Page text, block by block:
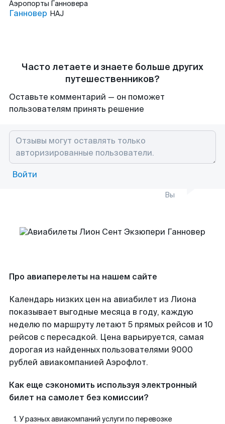
Аэропорты Ганновера
Ганновер HAJ
Часто летаете и знаете больше других
путешественников?
Оставьте комментарий — он поможет
пользователям принять решение
Войти
Вы
Про авиаперелеты на нашем сайте
Календарь низких цен на авиабилет из Лиона
показывает выгодные месяца в году, каждую
неделю по маршруту летают 5 прямых рейсов и 10
рейсов с пересадкой. Цена варьируется, самая
дорогая из найденных пользователями 9000
рублей авиакомпанией Аэрофлот.
Как еще сэкономить используя электронный
билет на самолет без комиссии?
У разных авиакомпаний услуги по перевозке